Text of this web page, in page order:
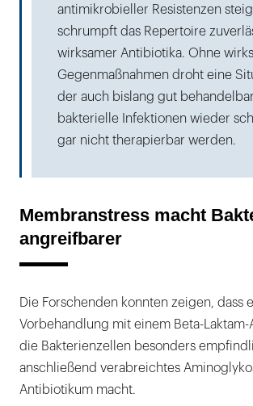
antimikrobieller Resistenzen
schrumpft das Repertoire
wirksamer Antibiotika. Ohne
Gegenmaßnahmen droht eine
der auch bislang gut
bakterielle Infektionen wieder
gar nicht therapierbar werden.
Membranstress macht
angreifbarer
Die Forschenden konnten zeigen, dass
Vorbehandlung mit einem Beta-
die Bakterienzellen besonders
anschließend verabreichtes
Antibiotikum macht.